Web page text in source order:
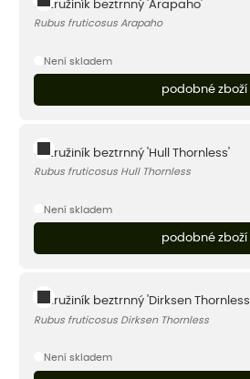
Ostružiník beztrnný 'Arapaho'
Rubus fruticosus Arapaho
Není skladem
podobné zboží
Ostružiník beztrnný 'Hull Thornless'
Rubus fruticosus Hull Thornless
Není skladem
podobné zboží
Ostružiník beztrnný 'Dirksen Thornless'
Rubus fruticosus Dirksen Thornless
Není skladem